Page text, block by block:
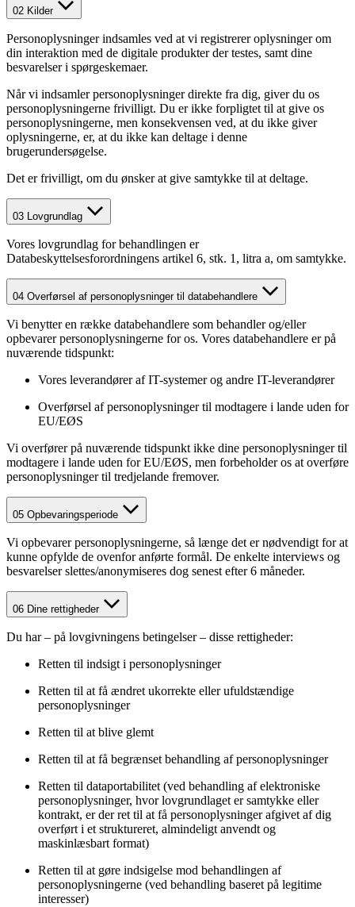
02 Kilder
Personoplysninger indsamles ved at vi registrerer oplysninger om
din interaktion med de digitale produkter der testes, samt dine
besvarelser i spørgeskemaer.
Når vi indsamler personoplysninger direkte fra dig, giver du os
personoplysningerne frivilligt. Du er ikke forpligtet til at give os
personoplysningerne, men konsekvensen ved, at du ikke giver
oplysningerne, er, at du ikke kan deltage i denne
brugerundersøgelse.
Det er frivilligt, om du ønsker at give samtykke til at deltage.
03 Lovgrundlag
Vores lovgrundlag for behandlingen er
Databeskyttelsesforordningens artikel 6, stk. 1, litra a, om samtykke.
04 Overførsel af personoplysninger til databehandlere
Vi benytter en række databehandlere som behandler og/eller
opbevarer personoplysningerne for os. Vores databehandlere er på
nuværende tidspunkt:
Vores leverandører af IT-systemer og andre IT-leverandører
Overførsel af personoplysninger til modtagere i lande uden for
EU/EØS
Vi overfører på nuværende tidspunkt ikke dine personoplysninger til
modtagere i lande uden for EU/EØS, men forbeholder os at overføre
personoplysninger til tredjelande fremover.
05 Opbevaringsperiode
Vi opbevarer personoplysningerne, så længe det er nødvendigt for at
kunne opfylde de ovenfor anførte formål. De enkelte interviews og
besvarelser slettes/anonymiseres dog senest efter 6 måneder.
06 Dine rettigheder
Du har – på lovgivningens betingelser – disse rettigheder:
Retten til indsigt i personoplysninger
Retten til at få ændret ukorrekte eller ufuldstændige
personoplysninger
Retten til at blive glemt
Retten til at få begrænset behandling af personoplysninger
Retten til dataportabilitet (ved behandling af elektroniske
personoplysninger, hvor lovgrundlaget er samtykke eller
kontrakt, er der ret til at få personoplysninger afgivet af dig
overført i et struktureret, almindeligt anvendt og
maskinlæsbart format)
Retten til at gøre indsigelse mod behandlingen af
personoplysningerne (ved behandling baseret på legitime
interesser)